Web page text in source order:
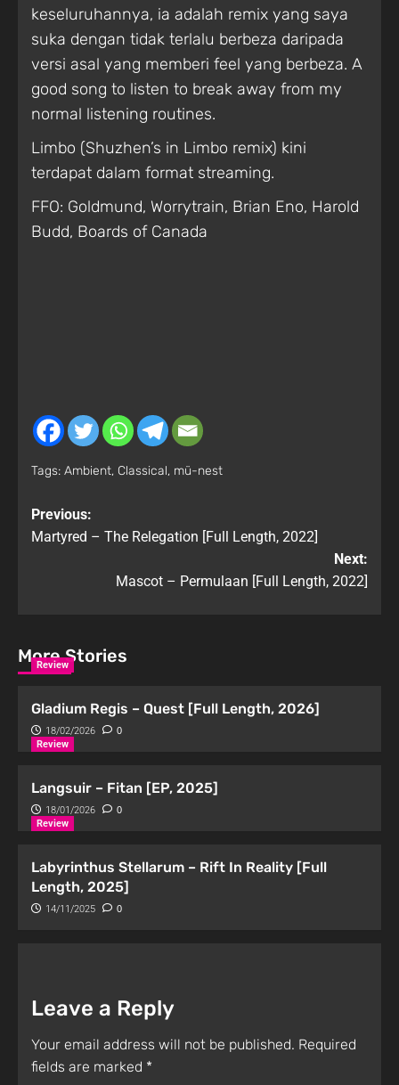
keseluruhannya, ia adalah remix yang saya
suka dengan tidak terlalu berbeza daripada
versi asal yang memberi feel yang berbeza. A
good song to listen to break away from my
normal listening routines.
Limbo (Shuzhen’s in Limbo remix) kini
terdapat dalam format streaming.
FFO: Goldmund, Worrytrain, Brian Eno, Harold
Budd, Boards of Canada
Tags: Ambient, Classical, mü-nest
Previous:
Martyred – The Relegation [Full Length, 2022]
Next:
Mascot – Permulaan [Full Length, 2022]
More Stories
Review
Gladium Regis – Quest [Full Length, 2026]
18/02/2026 0
Review
Langsuir – Fitan [EP, 2025]
18/01/2026 0
Review
Labyrinthus Stellarum – Rift In Reality [Full
Length, 2025]
14/11/2025 0
Leave a Reply
Your email address will not be published. Required
fields are marked *